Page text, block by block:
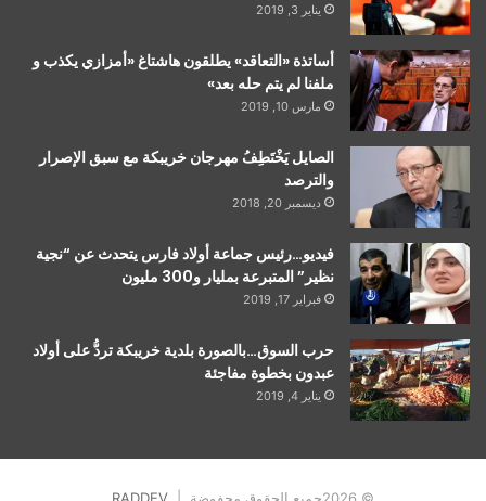
يناير 3, 2019
أساتذة «التعاقد» يطلقون هاشتاغ «أمزازي يكذب و
ملفنا لم يتم حله بعد»
مارس 10, 2019
الصايل يَخْتَطِفُ مهرجان خريبكة مع سبق الإصرار
والترصد
ديسمبر 20, 2018
فيديو…رئيس جماعة أولاد فارس يتحدث عن “نجية
نظير” المتبرعة بمليار و300 مليون
فبراير 17, 2019
حرب السوق…بالصورة بلدية خريبكة تردُّ على أولاد
عبدون بخطوة مفاجئة
يناير 4, 2019